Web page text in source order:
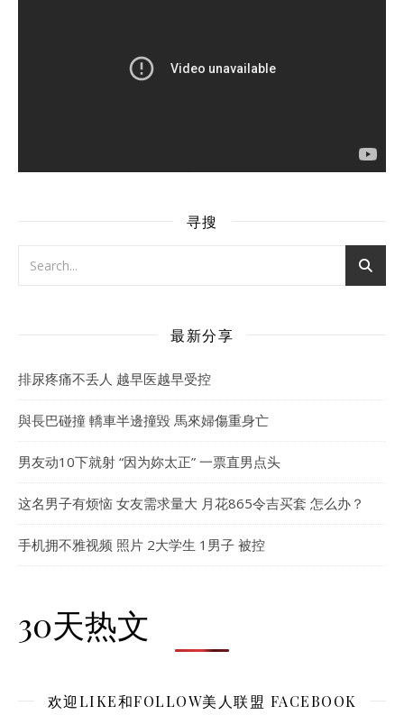
寻搜
最新分享
排尿疼痛不丢人 越早医越早受控
與長巴碰撞 轎車半邊撞毀 馬來婦傷重身亡
男友动10下就射 “因为妳太正” 一票直男点头
这名男子有烦恼 女友需求量大 月花865令吉买套 怎么办？
手机拥不雅视频 照片 2大学生 1男子 被控
30天热文
欢迎LIKE和FOLLOW美人联盟 FACEBOOK